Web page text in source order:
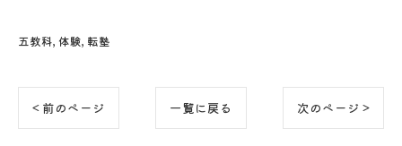
五教科 体験 転塾
< 前のページ 一覧に戻る 次のページ >